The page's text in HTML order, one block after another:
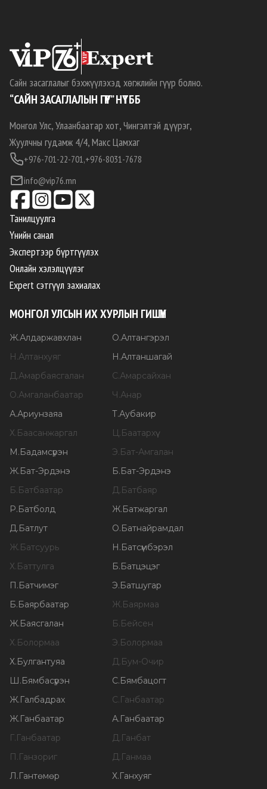
Сайн засаглалыг бэхжүүлэхэд хөгжлийн гүүр болно.
“САЙН ЗАСАГЛАЛЫН ГҮҮР” НҮТББ
Монгол Улс, Улаанбаатар хот, Чингэлтэй дүүрэг,
Жуулчны гудамж 4/4, Макс Цамхаг
+976-701-22-701,+976-8031-7678
info@vip76.mn
Танилцуулга
Үнийн санал
Экспертээр бүртгүүлэх
Онлайн хэлэлцүүлэг
Expert сэтгүүл захиалах
МОНГОЛ УЛСЫН ИХ ХУРЛЫН ГИШҮҮН
Ж.Алдаржавхлан О.Алтангэрэл
Н.Алтанхуяг Н.Алтаншагай
Д.Амарбаясгалан С.Амарсайхан
О.Амгаланбаатар Ч.Анар
А.Ариунзаяа Т.Аубакир
Х.Баасанжаргал Ц.Баатархүү
М.Бадамсүрэн Э.Бат-Амгалан
Ж.Бат-Эрдэнэ Б.Бат-Эрдэнэ
Б.Батбаатар Д.Батбаяр
Р.Батболд Ж.Батжаргал
Д.Батлут О.Батнайрамдал
Ж.Батсуурь Н.Батсүмбэрэл
Х.Баттулга Б.Батцэцэг
П.Батчимэг Э.Батшугар
Б.Баярбаатар Ж.Баярмаа
Ж.Баясгалан Б.Бейсен
Х.Болормаа Э.Болормаа
Х.Булгантуяа Д.Бум-Очир
Ш.Бямбасүрэн С.Бямбацогт
Ж.Галбадрах С.Ганбаатар
Ж.Ганбаатар А.Ганбаатар
Г.Ганбаатар Д.Ганбат
П.Ганзориг Д.Ганмаа
Л.Гантөмөр Х.Ганхуяг